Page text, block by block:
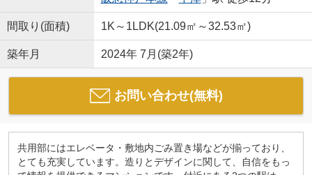
間取り(面積) 1K～1LDK(21.09㎡～32.53㎡)
築年月 2024年 7月(築2年)
お問い合わせ(無料)
共用部にはエレベータ・敷地内ごみ置き場などが揃っており、
とても充実しています。造りとデザインに関して、自信をもっ